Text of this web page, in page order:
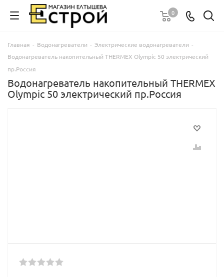
0
Главная - Водонагреватели - Электрические водонагреватели -
Водонагреватель накопительный THERMEX Olympic 50 электрический
пр.Россия
Водонагреватель накопительный THERMEX
Olympic 50 электрический пр.Россия